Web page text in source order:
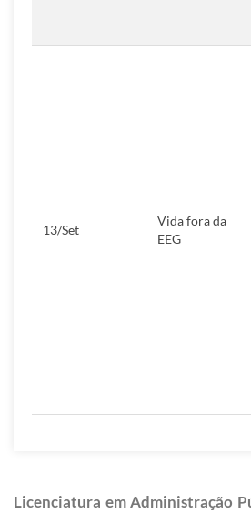
13/Set
Vida fora da
EEG
Licenciatura em Administração